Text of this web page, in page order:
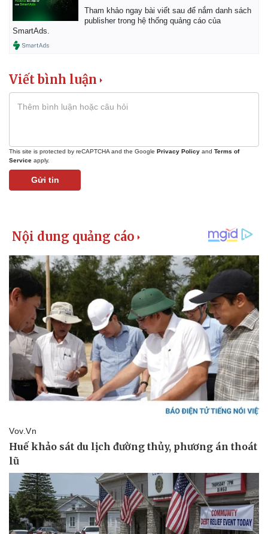
Pháp luật
Quân sự - Quốc phòng
Tham khảo ngay bài viết sau để nắm danh sách
publisher trong hệ thống quảng cáo của
SmartAds.
Viết bình luận
This site is protected by reCAPTCHA and the Google Privacy Policy and Terms of
Service apply.
Gửi tin